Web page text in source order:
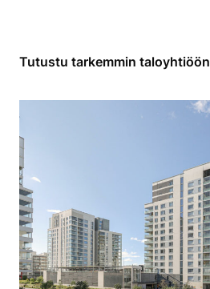
Tutustu tarkemmin taloyhtiöön